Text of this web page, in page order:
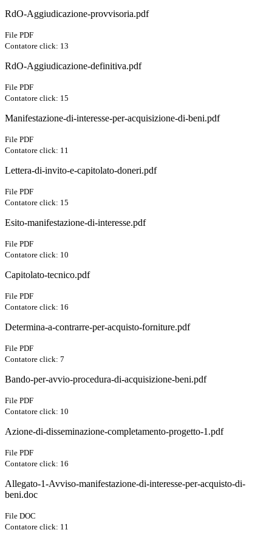
RdO-Aggiudicazione-provvisoria.pdf
File PDF
Contatore click: 13
RdO-Aggiudicazione-definitiva.pdf
File PDF
Contatore click: 15
Manifestazione-di-interesse-per-acquisizione-di-beni.pdf
File PDF
Contatore click: 11
Lettera-di-invito-e-capitolato-doneri.pdf
File PDF
Contatore click: 15
Esito-manifestazione-di-interesse.pdf
File PDF
Contatore click: 10
Capitolato-tecnico.pdf
File PDF
Contatore click: 16
Determina-a-contrarre-per-acquisto-forniture.pdf
File PDF
Contatore click: 7
Bando-per-avvio-procedura-di-acquisizione-beni.pdf
File PDF
Contatore click: 10
Azione-di-disseminazione-completamento-progetto-1.pdf
File PDF
Contatore click: 16
Allegato-1-Avviso-manifestazione-di-interesse-per-acquisto-di-
beni.doc
File DOC
Contatore click: 11